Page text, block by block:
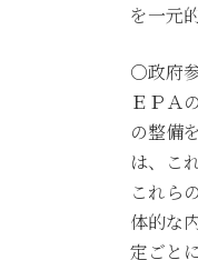
を一元
○政府
ＥＰＡ
の整備
は、こ
これら
体的な
定ごと